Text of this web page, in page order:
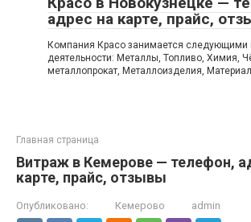
адрес на карте, прайс,
Компания Красо занимается следующими
деятельности: Металлы, Топливо, Химия,
металлопрокат, Металлоизделия,
Главная страница
Витраж в Кемерове — телефон,
карте, прайс, отзывы
Опубликовано: Кемерово admin